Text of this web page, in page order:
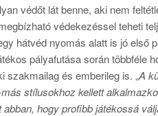
védőt lát benne, aki nem
védekezéssel teheti
hátvéd nyomás alatt is jó első
pályafutása során többféle
szakmailag és emberileg is. „A
stílusokhoz kellett
hogy profibb játékossá